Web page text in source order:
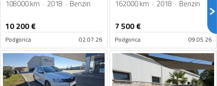
108000 km 2018 Benzin
10 200€
Podgorica 02.07.26
162000 km 2018 Benzin
7 500€
Podgorica 09.05.26